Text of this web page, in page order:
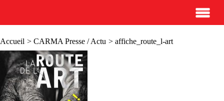
Accueil > CARMA Presse / Actu > affiche_route_l-art